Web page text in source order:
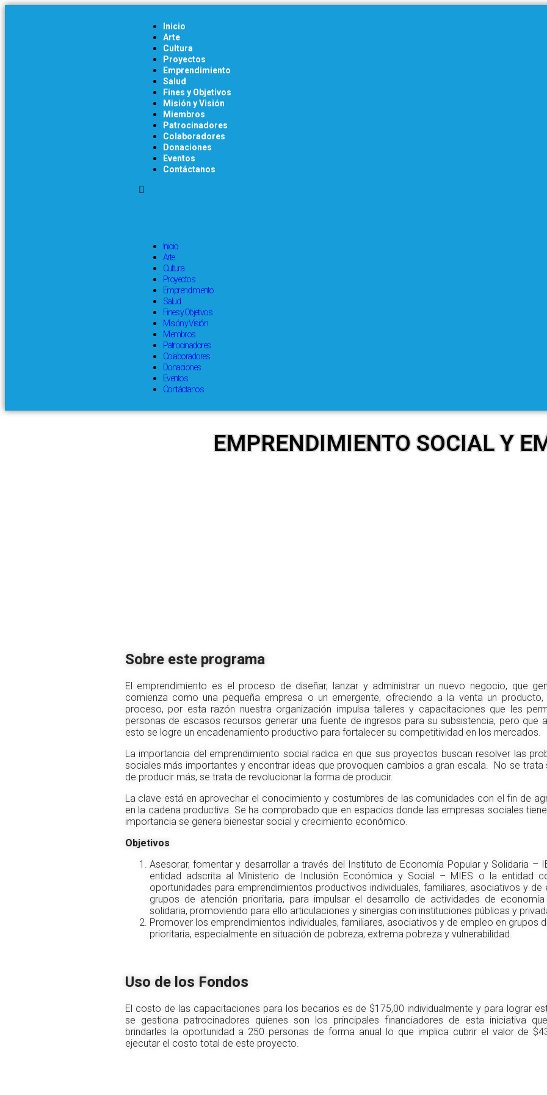
Inicio
Arte
Cultura
Proyectos
Emprendimiento
Salud
Fines y Objetivos
Misión y Visión
Miembros
Patrocinadores
Colaboradores
Donaciones
Eventos
Contáctanos
Inicio
Arte
Cultura
Proyectos
Emprendimiento
Salud
Fines y Objetivos
Misión y Visión
Miembros
Patrocinadores
Colaboradores
Donaciones
Eventos
Contáctanos
EMPRENDIMIENTO SOCIAL Y
Sobre este programa
El emprendimiento es el proceso de diseñar, lanzar y administrar un nuevo negocio, que
comienza como una pequeña empresa o un emergente, ofreciendo a la venta un
proceso, por esta razón nuestra organización impulsa talleres y capacitaciones que les
personas de escasos recursos generar una fuente de ingresos para su subsistencia, pero que
esto se logre un encadenamiento productivo para fortalecer su competitividad en los mercados.
La importancia del emprendimiento social radica en que sus proyectos buscan resolver las
sociales más importantes y encontrar ideas que provoquen cambios a gran escala. No se trata
de producir más, se trata de revolucionar la forma de producir.
La clave está en aprovechar el conocimiento y costumbres de las comunidades con el fin de
en la cadena productiva. Se ha comprobado que en espacios donde las empresas sociales
importancia se genera bienestar social y crecimiento económico.
Objetivos
Asesorar, fomentar y desarrollar a través del Instituto de Economía Popular y Solidaria –
entidad adscrita al Ministerio de Inclusión Económica y Social – MIES o la entidad
oportunidades para emprendimientos productivos individuales, familiares, asociativos y de
grupos de atención prioritaria, para impulsar el desarrollo de actividades de
solidaria, promoviendo para ello articulaciones y sinergias con instituciones públicas y
Promover los emprendimientos individuales, familiares, asociativos y de empleo en grupos
prioritaria, especialmente en situación de pobreza, extrema pobreza y vulnerabilidad.
Uso de los Fondos
El costo de las capacitaciones para los becarios es de $175,00 individualmente y para lograr
se gestiona patrocinadores quienes son los principales financiadores de esta iniciativa
brindarles la oportunidad a 250 personas de forma anual lo que implica cubrir el valor de
ejecutar el costo total de este proyecto.